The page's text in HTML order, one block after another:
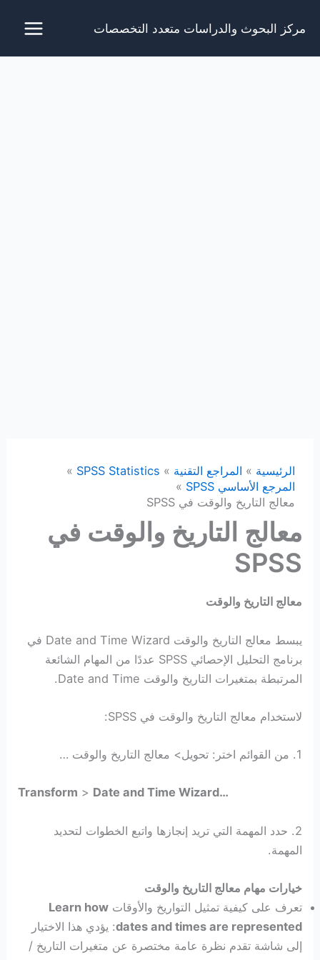
مركز البحوث والدراسات متعدد التخصصات
الرئيسية المراجع التقنية
SPSS Statistics
المرجع الأساسي SPSS
معالج التاريخ والوقت في SPSS
معالج التاريخ والوقت في
SPSS
معالج التاريخ والوقت
يبسط معالج التاريخ والوقت Date and Time Wizard في
برنامج التحليل الإحصائي SPSS عددًا من المهام الشائعة
المرتبطة بمتغيرات التاريخ والوقت Date and Time.
لاستخدام معالج التاريخ والوقت في SPSS:
1. من القوائم اختر: تحويل> معالج التاريخ والوقت …
Transform > Date and Time Wizard…
2. حدد المهمة التي تريد إنجازها واتبع الخطوات لتحديد
المهمة.
خيارات مهام معالج التاريخ والوقت
تعرف على كيفية تمثيل التواريخ والأوقاتLearn how
dates and times are represented: يؤدي هذا الاختيار
إلى شاشة تقدم نظرة عامة مختصرة عن متغيرات التاريخ /